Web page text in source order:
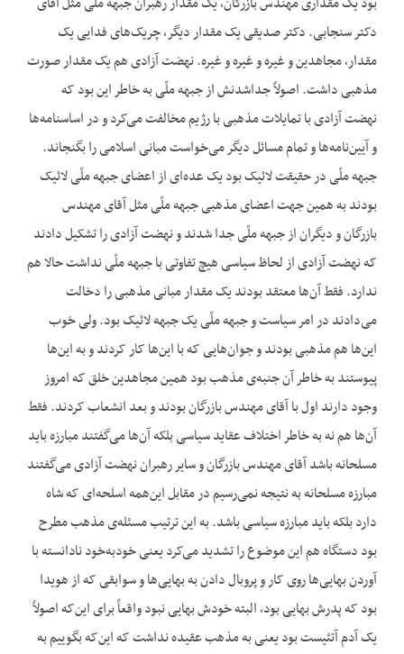
دکتر سنجابی. دکتر صدیقی یک مقدار دیگر، چریک‌های فدایی یک
مقدار، مجاهدین و غیره و غیره و غیره. نهضت آزادی هم یک مقدار صورت
مذهبی داشت. اصولاً جداشدنش از جبهه ملّی به خاطر این بود که
نهضت آزادی با تمایلات مذهبی با رژیم مخالفت می‌کرد و در اساسنامه‌ها
و آیین‌نامه‌ها و تمام مسائل دیگر می‌خواست مبانی اسلامی را بگنجاند.
جبهه ملّی در حقیقت لائیک بود یک عده‌ای از اعضای جبهه ملّی لائیک
بودند به همین جهت اعضای مذهبی جبهه ملّی مثل آقای مهندس
بازرگان و دیگران از جبهه ملّی جدا شدند و نهضت آزادی را تشکیل دادند
که نهضت آزادی از لحاظ سیاسی هیچ تفاوتی با جبهه ملّی نداشت حالا هم
ندارد. فقط آن‌ها معتقد بودند یک مقدار مبانی مذهبی را دخالت
می‌دادند در امر سیاست و جبهه ملّی یک جبهه لائیک بود. ولی خوب
این‌ها هم مذهبی بودند و جوان‌هایی که با این‌ها کار کردند و به این‌ها
پیوستند به خاطر آن جنبه‌ی مذهب بود همین مجاهدین خلق که امروز
وجود دارند اول با آقای مهندس بازرگان بودند و بعد انشعاب کردند. فقط
آن‌ها هم نه به خاطر اختلاف عقاید سیاسی بلکه آن‌ها می‌گفتند مبارزه باید
مسلحانه باشد آقای مهندس بازرگان و سایر رهبران نهضت آزادی می‌گفتند
مبارزه مسلحانه به نتیجه نمی‌رسیم در مقابل این‌همه اسلحه‌ای که شاه
دارد بلکه باید مبارزه سیاسی باشد. به این ترتیب مسئله‌ی مذهب مطرح
بود دستگاه هم این موضوع را تشدید می‌کرد یعنی خودبه‌خود نادانسته با
آوردن بهایی‌ها روی کار و پروبال دادن به بهایی‌ها و سوابقی که از هویدا
بود که پدرش بهایی بود، البته خودش بهایی نبود واقعاً برای این‌که اصولاً
یک آدم آ‌تئیست بود یعنی به مذهب عقیده نداشت که این‌که بگوییم به